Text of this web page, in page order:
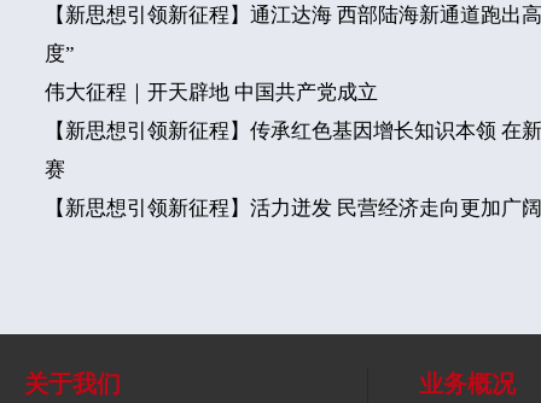
【新思想引领新征程】通江达海 西部陆海新通道跑出
度”
伟大征程｜开天辟地 中国共产党成立
【新思想引领新征程】传承红色基因增长知识本领 在
赛
【新思想引领新征程】活力迸发 民营经济走向更加广
关于我们 业务概况